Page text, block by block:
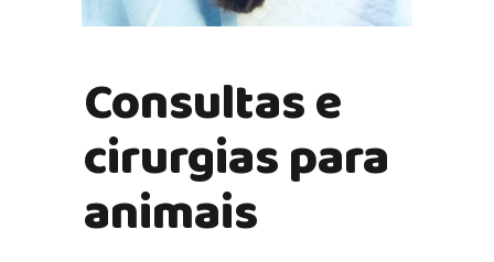
Consultas e
cirurgias para
animais